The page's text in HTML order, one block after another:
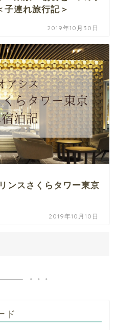
子連れ旅行記＞
2019年10月30日
ンスさくらタワー東京
2019年10月10日
ド